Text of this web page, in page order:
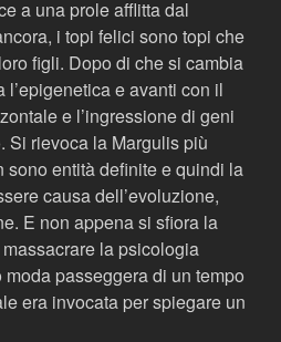
a una prole afflitta dal
i topi felici sono topi che
figli. Dopo di che si cambia
l’epigenetica e avanti con il
e l’ingressione di geni
Si rievoca la Margulis più
sono entità definite e quindi la
causa dell’evoluzione,
E non appena si sfiora la
la psicologia
passeggera di un tempo
era invocata per spiegare un